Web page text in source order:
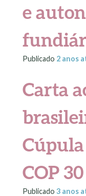
e
Publicado 2 anos
Carta
Cúpula
COP 30
Publicado 3 anos